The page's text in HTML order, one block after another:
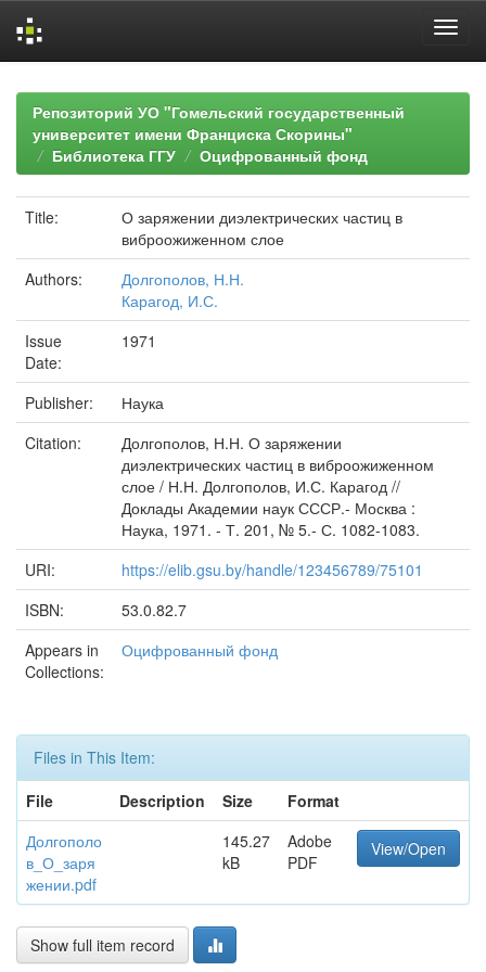
navigationРепозиторий УО "Гомельский государственный
университет имени Франциска Скорины"
Библиотека ГГУ
Оцифрованный фонд
Title:
О заряжении диэлектрических частиц в
виброожиженном слое
Authors:
Долгополов, Н.Н.
Карагод, И.С.
Issue
Date:
1971
Publisher:
Наука
Citation:
Долгополов, Н.Н. О заряжении
диэлектрических частиц в виброожиженном
слое / Н.Н. Долгополов, И.С. Карагод //
Доклады Академии наук СССР.- Москва :
Наука, 1971. - Т. 201, № 5.- С. 1082-1083.
URI:
https://elib.gsu.by/handle/123456789/75101
ISBN:
53.0.82.7
Appears in
Collections:
Оцифрованный фонд
Files in This Item:
File
Description Size
Format
Долгополо
в_О_заря
жении.pdf
145.27
kB
Adobe
PDF
View/Open
Show full item record